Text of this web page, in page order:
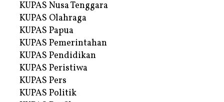
KUPAS Nusa Tenggara
KUPAS Olahraga
KUPAS Papua
KUPAS Pemerintahan
KUPAS Pendidikan
KUPAS Peristiwa
KUPAS Pers
KUPAS Politik